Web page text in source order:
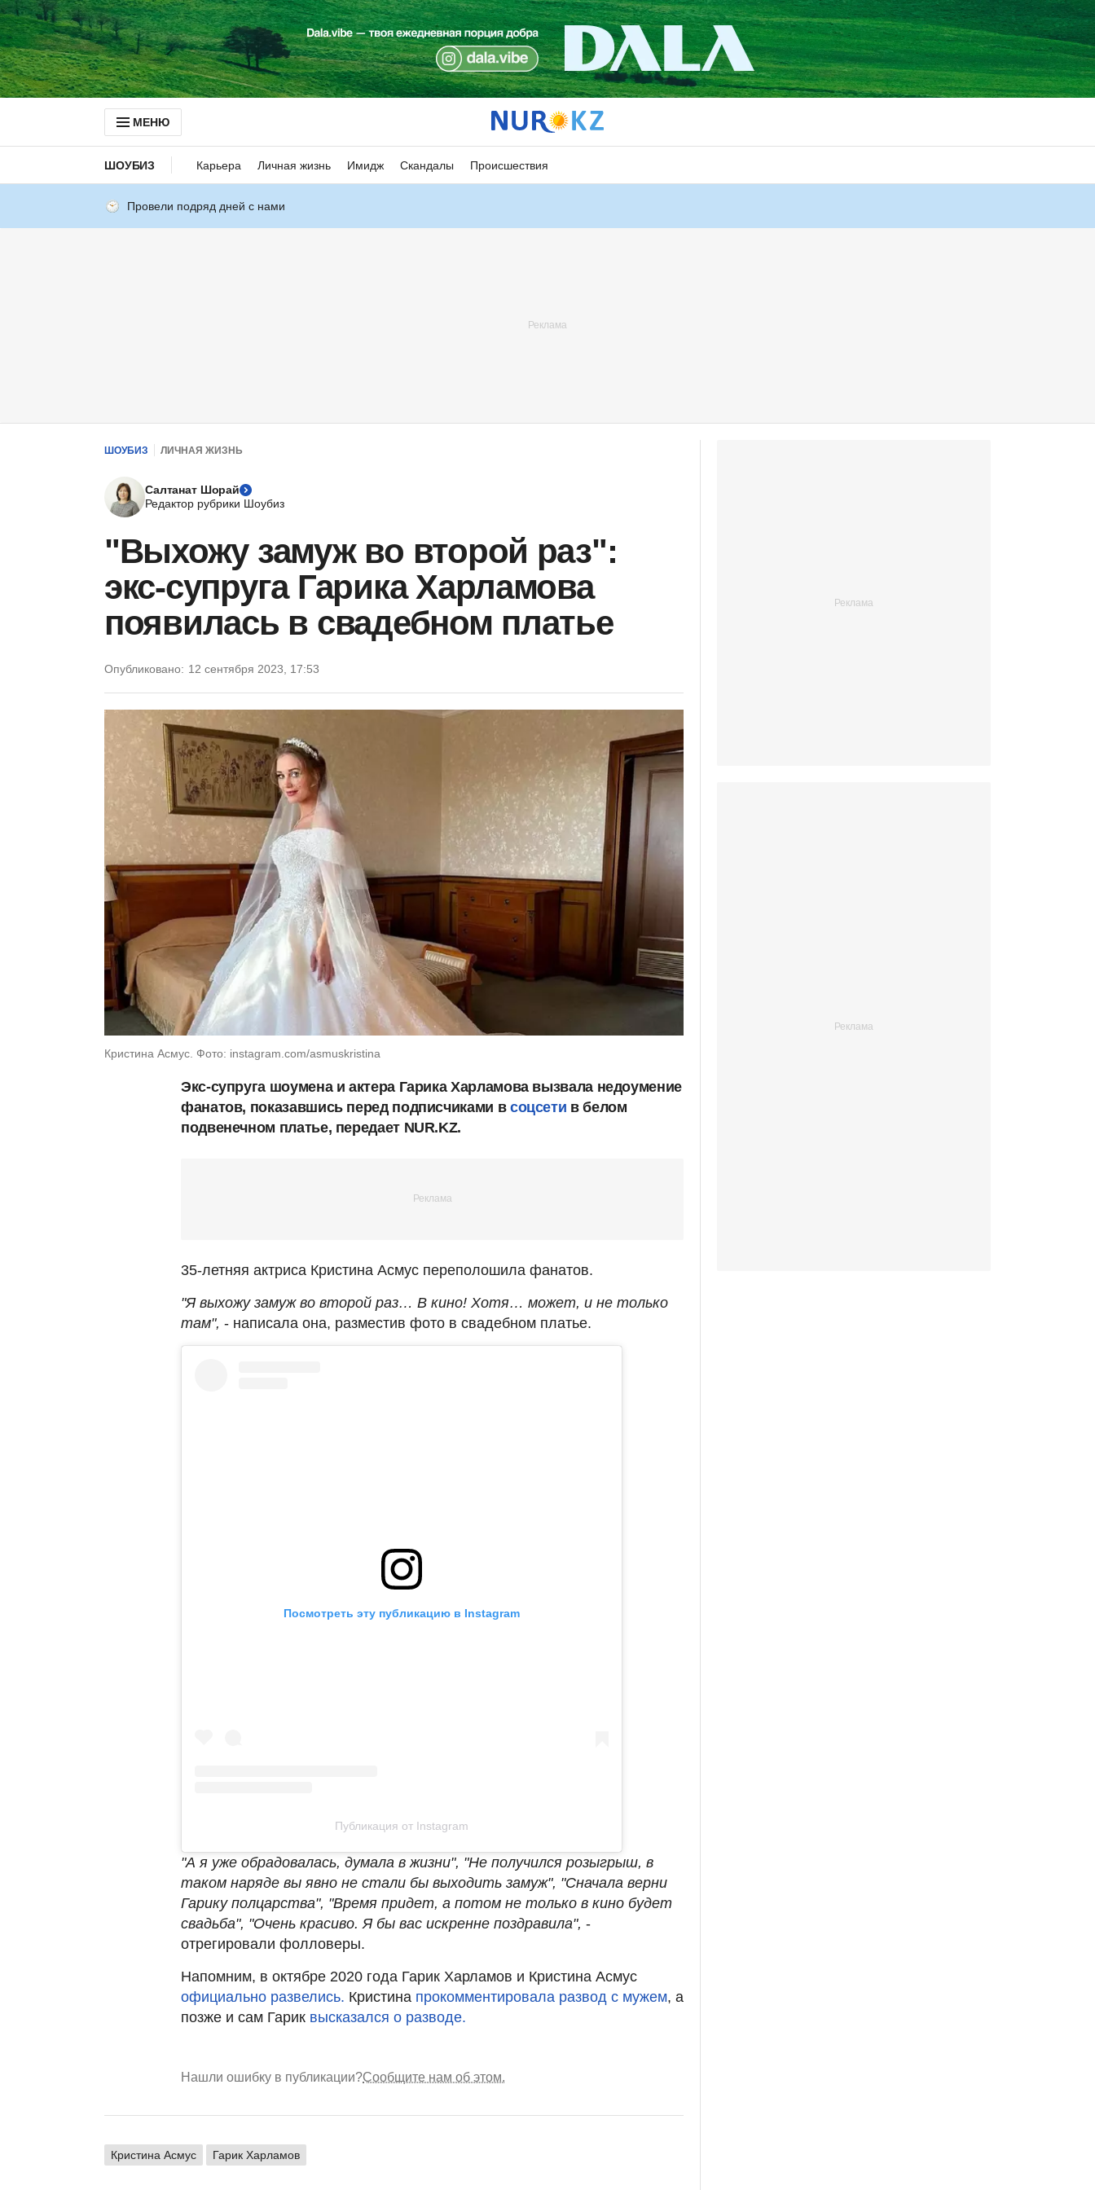
МЕНЮ
ШОУБИЗ Карьера Личная жизнь Имидж Скандалы Происшествия
Провели подряд дней с нами
ШОУБИЗ ЛИЧНАЯ ЖИЗНЬ
Салтанат Шорай
Редактор рубрики Шоубиз
"Выхожу замуж во второй раз":
экс-супруга Гарика Харламова
появилась в свадебном платье
Опубликовано: 12 сентября 2023, 17:53
Кристина Асмус. Фото: instagram.com/asmuskristina
Экс-супруга шоумена и актера Гарика Харламова вызвала недоумение
фанатов, показавшись перед подписчиками в соцсети в белом
подвенечном платье, передает NUR.KZ.
35-летняя актриса Кристина Асмус переполошила фанатов.
"Я выхожу замуж во второй раз… В кино! Хотя… может, и не только
там", - написала она, разместив фото в свадебном платье.
Посмотреть эту публикацию в Instagram
Публикация от Instagram
"А я уже обрадовалась, думала в жизни", "Не получился розыгрыш, в
таком наряде вы явно не стали бы выходить замуж", "Сначала верни
Гарику полцарства", "Время придет, а потом не только в кино будет
свадьба", "Очень красиво. Я бы вас искренне поздравила", -
отрегировали фолловеры.
Напомним, в октябре 2020 года Гарик Харламов и Кристина Асмус
официально развелись. Кристина прокомментировала развод с мужем, а
позже и сам Гарик высказался о разводе.
Нашли ошибку в публикации?Сообщите нам об этом.
Кристина Асмус Гарик Харламов